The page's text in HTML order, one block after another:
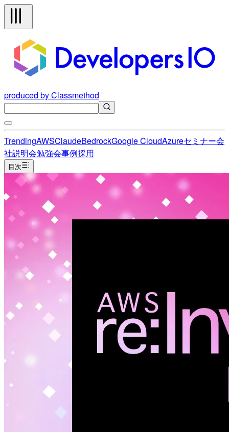
produced by Classmethod
TrendingAWSClaudeBedrockGoogle CloudAzureセミナー会
社説明会勉強会事例採用
目次